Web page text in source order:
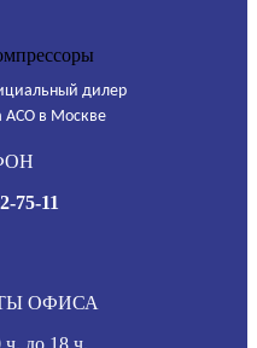
дилер
АСО в Москве
75-11
ОФИСА
до 18 ч.